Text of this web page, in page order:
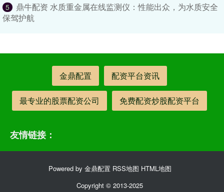
5
鼎牛配资 水质重金属在线监测仪：性能出众，为水质安全
保驾护航
金鼎配置 配资平台资讯
最专业的股票配资公司 免费配资炒股配资平台
友情链接：
Powered by 金鼎配置 RSS地图 HTML地图
Copyright © 2013-2025